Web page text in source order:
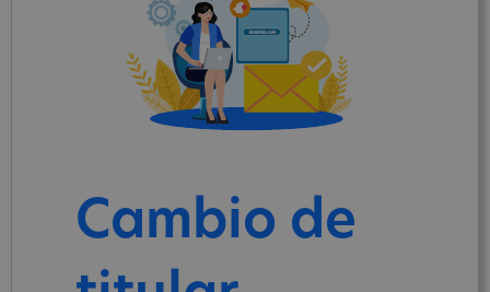
Cambio de